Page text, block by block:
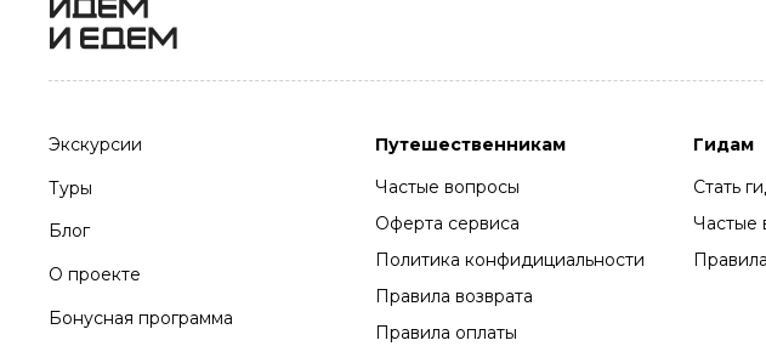
Экскурсии
Туры
Блог
О проекте
Бонусная программа
Путешественникам
Частые вопросы
Оферта сервиса
Политика конфидициальности
Правила возврата
Правила оплаты
Гидам
Стать
Частые